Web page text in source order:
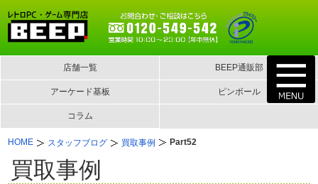
店舗一覧 BEEP通販部
アーケード基板 ピンボール
コラム
HOME スタッフブログ 買取事例 Part52
買取事例